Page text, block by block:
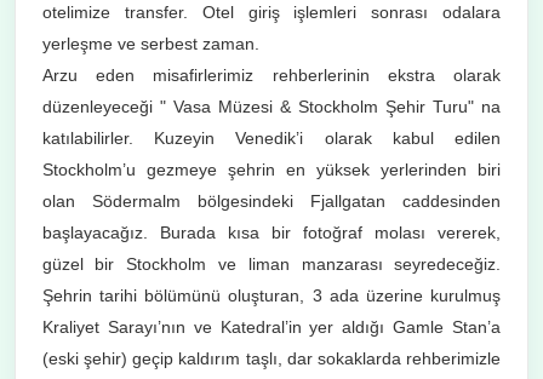
otelimize transfer. Otel giriş işlemleri sonrası odalara
yerleşme ve serbest zaman.
Arzu eden misafirlerimiz rehberlerinin ekstra olarak
düzenleyeceği " Vasa Müzesi & Stockholm Şehir Turu" na
katılabilirler. Kuzeyin Venedik’i olarak kabul edilen
Stockholm’u gezmeye şehrin en yüksek yerlerinden biri
olan Södermalm bölgesindeki Fjallgatan caddesinden
başlayacağız. Burada kısa bir fotoğraf molası vererek,
güzel bir Stockholm ve liman manzarası seyredeceğiz.
Şehrin tarihi bölümünü oluşturan, 3 ada üzerine kurulmuş
Kraliyet Sarayı’nın ve Katedral’in yer aldığı Gamle Stan’a
(eski şehir) geçip kaldırım taşlı, dar sokaklarda rehberimizle